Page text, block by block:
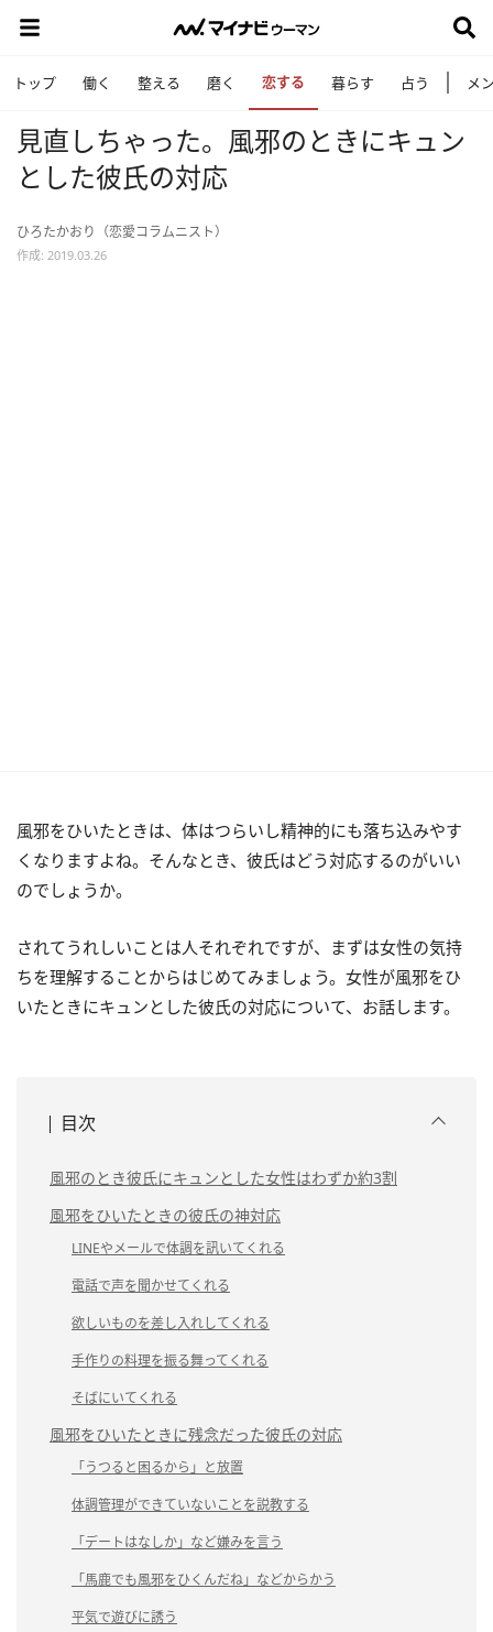
トップ 働く 整える 磨く 恋する 暮らす 占う メ
見直しちゃった。風邪のときにキュン
とした彼氏の対応
ひろたかおり（恋愛コラムニスト）
作成: 2019.03.26
風邪をひいたときは、体はつらいし精神的にも落ち込みやす
くなりますよね。そんなとき、彼氏はどう対応するのがいい
のでしょうか。
されてうれしいことは人それぞれですが、まずは女性の気持
ちを理解することからはじめてみましょう。女性が風邪をひ
いたときにキュンとした彼氏の対応について、お話します。
目次
風邪のとき彼氏にキュンとした女性はわずか約3割
風邪をひいたときの彼氏の神対応
LINEやメールで体調を訊いてくれる
電話で声を聞かせてくれる
欲しいものを差し入れしてくれる
手作りの料理を振る舞ってくれる
そばにいてくれる
風邪をひいたときに残念だった彼氏の対応
「うつると困るから」と放置
体調管理ができていないことを説教する
「デートはなしか」など嫌みを言う
「馬鹿でも風邪をひくんだね」などからかう
平気で遊びに誘う